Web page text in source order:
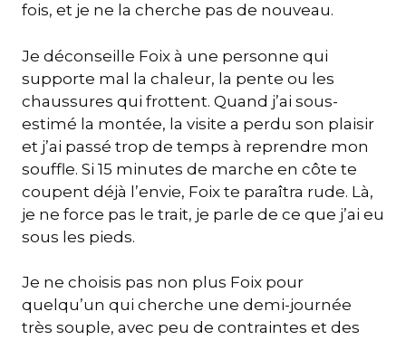
fois, et je ne la cherche pas de nouveau.
Je déconseille Foix à une personne qui
supporte mal la chaleur, la pente ou les
chaussures qui frottent. Quand j’ai sous-
estimé la montée, la visite a perdu son plaisir
et j’ai passé trop de temps à reprendre mon
souffle. Si 15 minutes de marche en côte te
coupent déjà l’envie, Foix te paraîtra rude. Là,
je ne force pas le trait, je parle de ce que j’ai eu
sous les pieds.
Je ne choisis pas non plus Foix pour
quelqu’un qui cherche une demi-journée
très souple, avec peu de contraintes et des